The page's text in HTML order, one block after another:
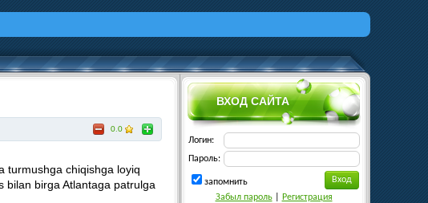
0.0
turmushga chiqishga loyiq
bilan birga Atlantaga patrulga
ВХОД САЙТА
Логин:
Пароль:
запомнить
Забыл пароль| Регистрация